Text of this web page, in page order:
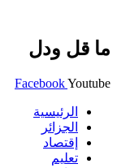
ما قل ودل
FacebookYoutube
الرئيسية
الجزائر
إقتصاد
تعليم